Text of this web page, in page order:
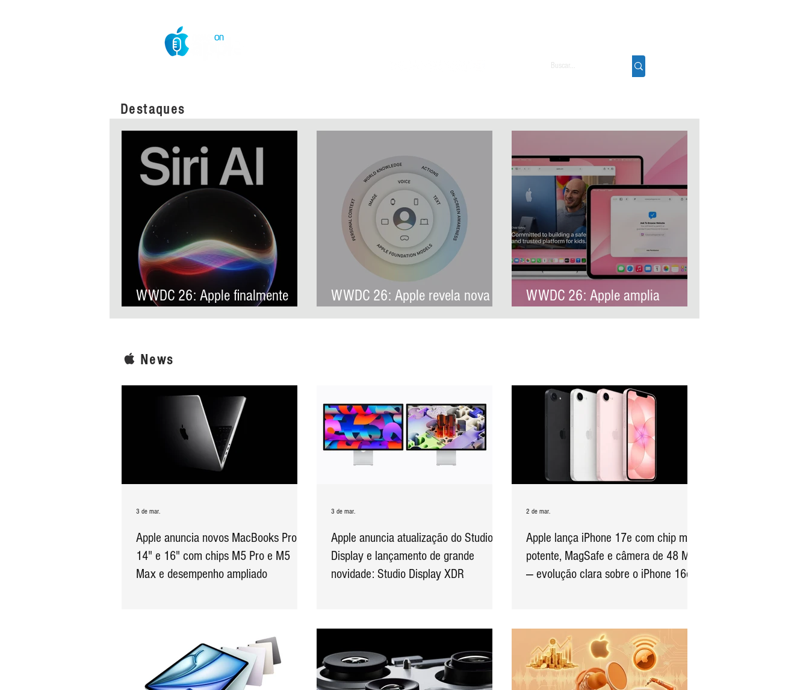
Destaques
WWDC 26: Apple finalmente
anuncia Siri AI, sua nova
inteligência artificial
WWDC 26: Apple revela nova
arquitetura de IA para levar
WWDC 26: Apple amplia
controle parental e reforça
News
Apple anuncia novos MacBooks Pro de
14" e 16" com chips M5 Pro e M5
Max e desempenho ampliado
3 de mar.
Apple anuncia atualização do Studio
Display e lançamento de grande
novidade: Studio Display XDR
3 de mar.
Apple lança iPhone 17e com chip mais
potente, MagSafe e câmera de 48 MP
— evolução clara sobre o iPhone 16e
2 de mar.